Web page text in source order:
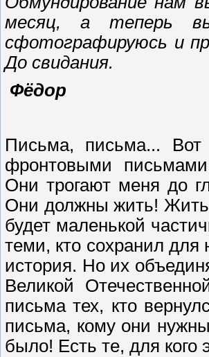
месяц, а теперь
сфотографируюсь и
До свидания.
Фёдор
Письма, письма...
фронтовыми
Они трогают меня до
Они должны жить! Жить
будет маленькой
теми, кто сохранил
история. Но их
Великой
письма тех, кто
письма, кому они
было! Есть те, для кого